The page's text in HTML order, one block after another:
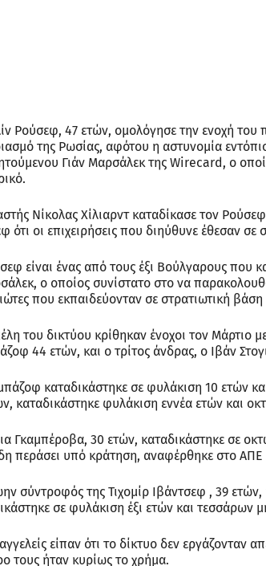
Ρούσεφ, 47 ετών, ομολόγησε την ενοχή του
της Ρωσίας, αφότου η αστυνομία
Γιάν Μαρσάλεκ της Wirecard, ο
Νίκολας Χίλιαρντ καταδίκασε τον
ότι οι επιχειρήσεις που διηύθυνε έθεσαν
είναι ένας από τους έξι Βούλγαρους που
ο οποίος συνίστατο στο να
που εκπαιδεύονταν σε στρατιωτική βάση
του δικτύου κρίθηκαν ένοχοι τον
44 ετών, και ο τρίτος άνδρας, ο Ιβάν
καταδικάστηκε σε φυλάκιση 10 ετών
καταδικάστηκε φυλάκιση εννέα ετών και
Γκαμπέροβα, 30 ετών, καταδικάστηκε σε
περάσει υπό κράτηση, αναφέρθηκε στο
σύντροφός της Τιχομίρ Ιβάντσεφ , 39
σε φυλάκιση έξι ετών και τεσσάρων
είπαν ότι το δίκτυο δεν εργάζονταν
τους ήταν κυρίως το χρήμα.